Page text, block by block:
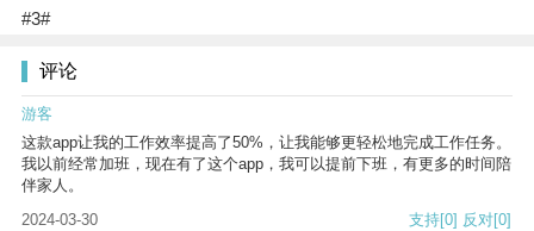
#3#
评论
游客
这款app让我的工作效率提高了50%，让我能够更轻松地完成工作任务。
我以前经常加班，现在有了这个app，我可以提前下班，有更多的时间陪
伴家人。
2024-03-30
支持[0] 反对[0]